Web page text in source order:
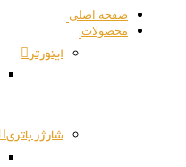
صفحه اصلی
محصولات
اینورتر
شارژر باتری